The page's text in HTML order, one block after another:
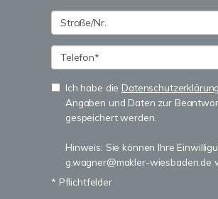
Ich habe die Datenschutzerklärung
Angaben und Daten zur
gespeichert werden.
Hinweis: Sie können Ihre
g.wagner@makler-wiesbaden.de
* Pflichtfelder